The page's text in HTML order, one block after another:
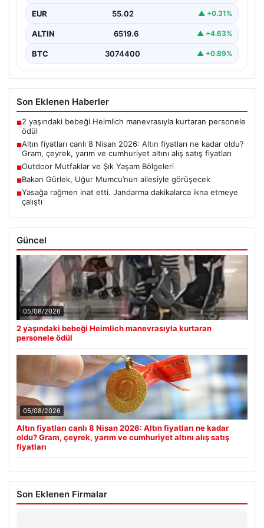
EUR 55.02 ▲ +0.31%
ALTIN 6519.6 ▲ +4.63%
BTC 3074400 ▲ +0.89%
Son Eklenen Haberler
■2 yaşındaki bebeği Heimlich manevrasıyla kurtaran personele
ödül
■Altın fiyatları canlı 8 Nisan 2026: Altın fiyatları ne kadar oldu?
Gram, çeyrek, yarım ve cumhuriyet altını alış satış fiyatları
■Outdoor Mutfaklar ve Şık Yaşam Bölgeleri
■Bakan Gürlek, Uğur Mumcu’nun ailesiyle görüşecek
■Yasağa rağmen inat etti. Jandarma dakikalarca ikna etmeye
çalıştı
Güncel
05/08/2026
2 yaşındaki bebeği Heimlich manevrasıyla kurtaran
personele ödül
05/08/2026
Altın fiyatları canlı 8 Nisan 2026: Altın fiyatları ne kadar
oldu? Gram, çeyrek, yarım ve cumhuriyet altını alış satış
fiyatları
Son Eklenen Firmalar